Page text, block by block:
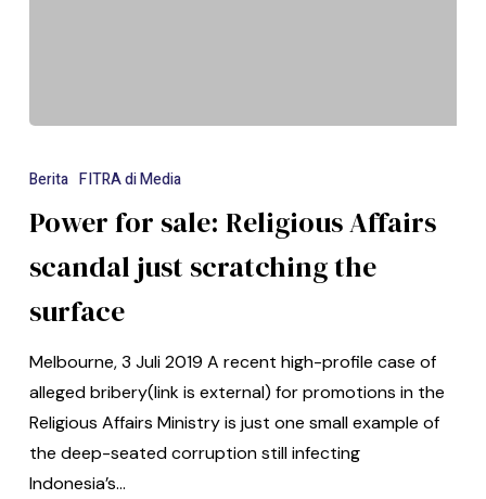
Berita FITRA di Media
Power for sale: Religious Affairs
scandal just scratching the
surface
Melbourne, 3 Juli 2019 A recent high-profile case of
alleged bribery(link is external) for promotions in the
Religious Affairs Ministry is just one small example of
the deep-seated corruption still infecting
Indonesia’s…